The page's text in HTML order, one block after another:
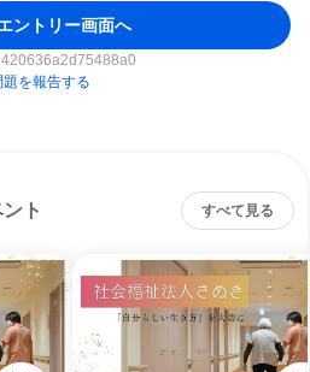
ントリー画面へ
420636a2d75488a0
題を報告する
ト すべて見る